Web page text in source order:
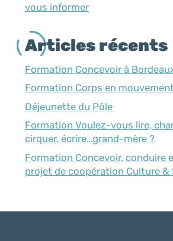
vous informer
Articles récents
Formation Concevoir à
Formation Corps en
Déjeunette du Pôle
Formation Voulez-vous lire,
cirquer, écrire…grand-mère ?
Formation Concevoir, conduire
projet de coopération Culture &